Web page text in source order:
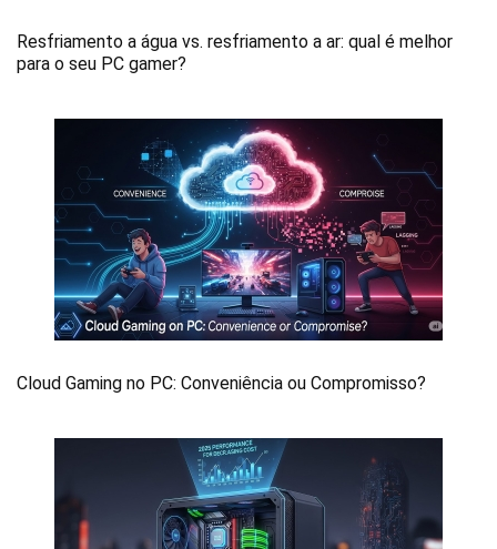
Resfriamento a água vs. resfriamento a ar: qual é melhor
para o seu PC gamer?
Cloud Gaming no PC: Conveniência ou Compromisso?